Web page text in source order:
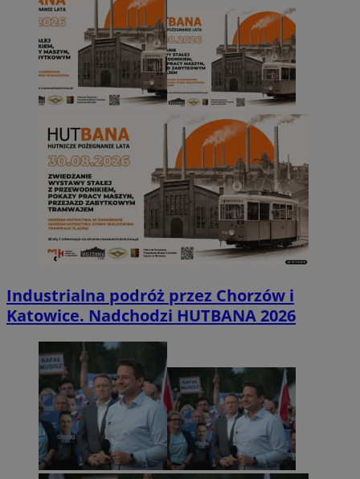
Industrialna podróż przez Chorzów i
Katowice. Nadchodzi HUTBANA 2026